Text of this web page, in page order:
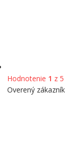
Hodnotenie 1 z 5
Overený zákazník